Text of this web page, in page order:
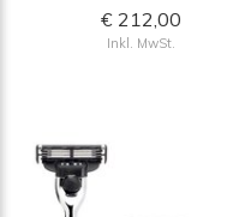
€ 212,00
Inkl. MwSt.